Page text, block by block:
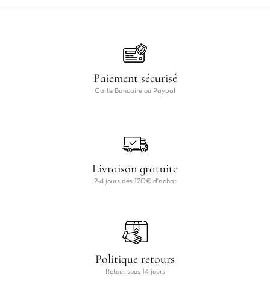
Paiement sécurisé
Carte Bancaire ou Paypal
Livraison gratuite
2-4 jours dés 120€ d'achat
Politique retours
Retour sous 14 jours